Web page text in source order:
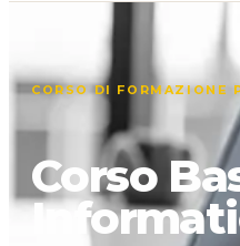
CORSO DI FORMAZIONE
Corso